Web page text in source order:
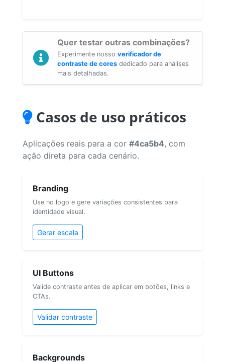
Quer testar outras combinações?
Experimente nosso verificador de
contraste de cores dedicado para análises
mais detalhadas.
Casos de uso práticos
Aplicações reais para a cor #4ca5b4, com
ação direta para cada cenário.
Branding
Use no logo e gere variações consistentes para
identidade visual.
Gerar escala
UI Buttons
Valide contraste antes de aplicar em botões, links e
CTAs.
Validar contraste
Backgrounds